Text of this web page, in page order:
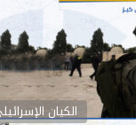
الكيان